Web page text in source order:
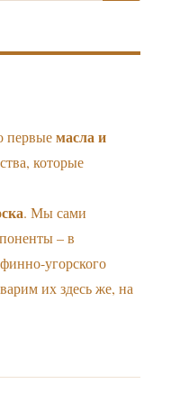
первыемасла и
которые
. Мы сами
– в
угорского
их здесь же, на